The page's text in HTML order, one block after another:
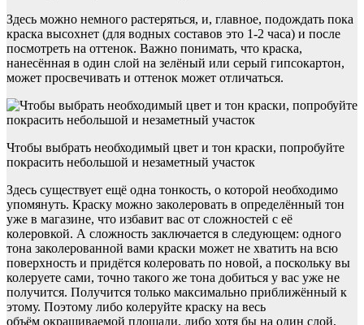
Здесь можно немного растеряться, и, главное, подождать пока
краска высохнет (для водных составов это 1-2 часа) и после
посмотреть на оттенок. Важно понимать, что краска,
нанесённая в один слой на зелёный или серый гипсокартон,
может просвечивать и оттенок может отличаться.
Чтобы выбрать необходимый цвет и тон краски, попробуйте
покрасить небольшой и незаметный участок
Здесь существует ещё одна тонкость, о которой необходимо
упомянуть. Краску можно заколеровать в определённый тон
уже в магазине, что избавит вас от сложностей с её
колеровкой. А сложность заключается в следующем: одного
тона заколерованной вами краски может не хватить на всю
поверхность и придётся колеровать по новой, а поскольку вы
колеруете сами, точно такого же тона добиться у вас уже не
получится. Получится только максимально приближённый к
этому. Поэтому либо колеруйте краску на весь
объём окрашиваемой площади, либо хотя бы на один слой,